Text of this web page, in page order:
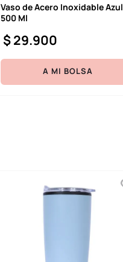
Vaso de Acero Inoxidable Azul
500 Ml
$29.900
A MI BOLSA